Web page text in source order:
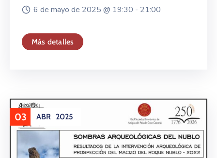
6 de mayo de 2025 @ 19:30 - 21:00
Más detalles
03 ABR 2025